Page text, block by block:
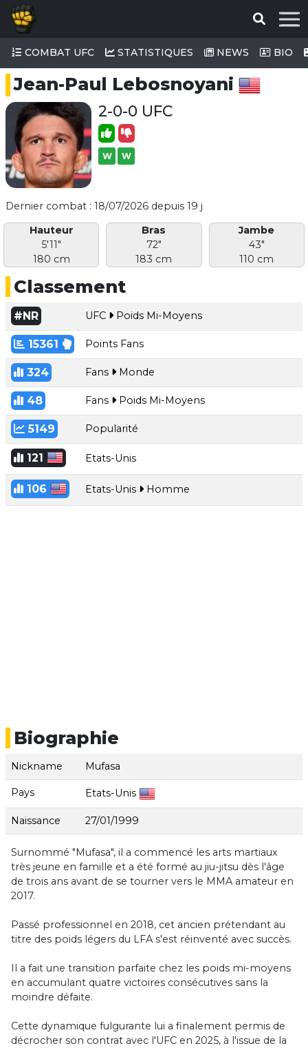
COMBAT UFC STATISTIQUES NEWS BIO
Jean-Paul Lebosnoyani
2-0-0 UFC
W W
Dernier combat : 18/07/2026 depuis 19 j
Hauteur
5'11"
180 cm
Bras
72"
183 cm
Jambe
43"
110 cm
Classement
#NR UFC Poids Mi-Moyens
15361 Points Fans
324 Fans Monde
48 Fans Poids Mi-Moyens
5149 Popularité
121 Etats-Unis
106 Etats-Unis Homme
Biographie
Nickname Mufasa
Pays Etats-Unis
Naissance 27/01/1999
Surnommé "Mufasa", il a commencé les arts martiaux
très jeune en famille et a été formé au jiu-jitsu dès l'âge
de trois ans avant de se tourner vers le MMA amateur en
2017.
Passé professionnel en 2018, cet ancien prétendant au
titre des poids légers du LFA s'est réinventé avec succès.
Il a fait une transition parfaite chez les poids mi-moyens
en accumulant quatre victoires consécutives sans la
moindre défaite.
Cette dynamique fulgurante lui a finalement permis de
décrocher son contrat avec l'UFC en 2025, à l'issue de la